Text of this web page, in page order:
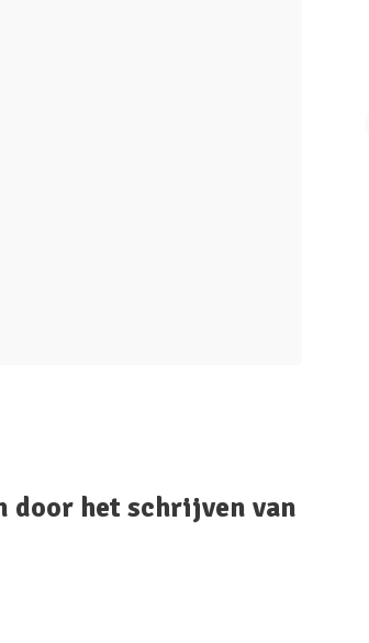
door het schrijven van